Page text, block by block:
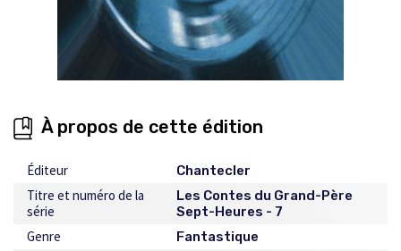
À propos de cette édition
Éditeur Chantecler
Titre et numéro de la
série
Les Contes du Grand-Père
Sept-Heures - 7
Genre Fantastique